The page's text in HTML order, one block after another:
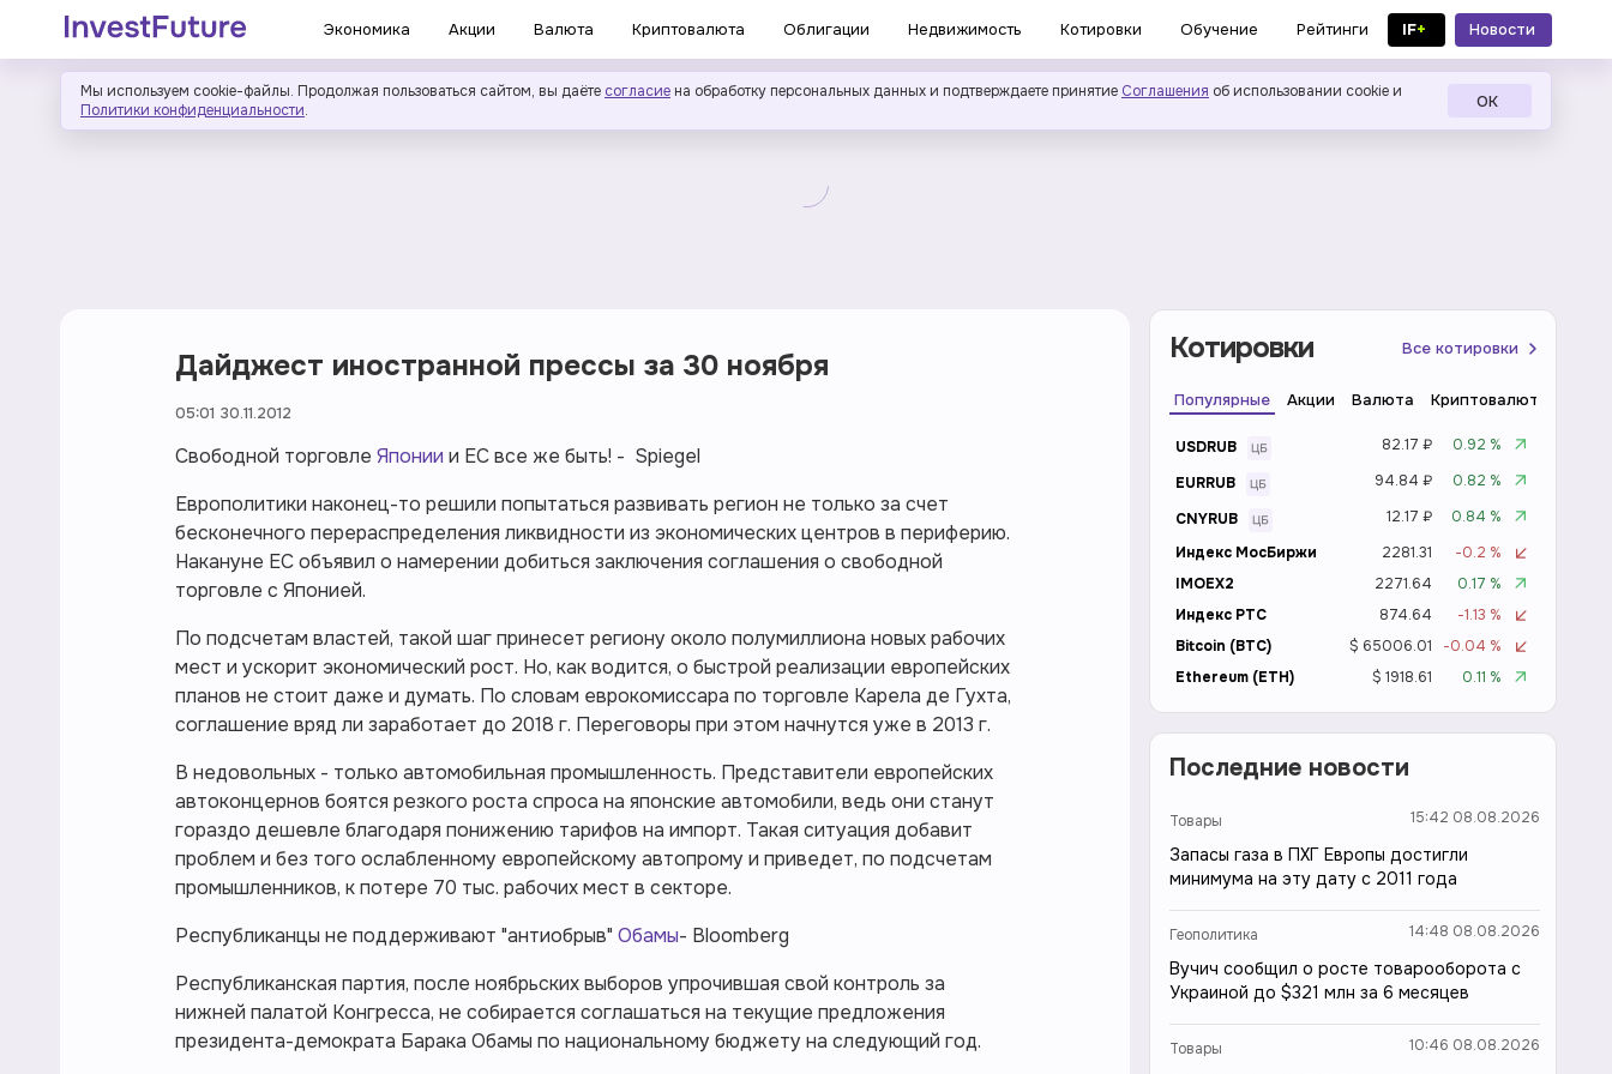
Экономика Акции Валюта Криптовалюта Облигации Недвижимость Котировки Обучение Рейтинги IF+
Новости
в MAX
Мы используем cookie-файлы. Продолжая пользоваться сайтом, вы даёте согласие на обработку персональных данных и подтверждаете принятие Соглашения об использовании cookie и
Политики конфиденциальности. ОК
Дайджест иностранной прессы за 30 ноября
05:01 30.11.2012
Свободной торговле Японии и ЕС все же быть! - Spiegel
Европолитики наконец-то решили попытаться развивать регион не только за счет
бесконечного перераспределения ликвидности из экономических центров в периферию.
Накануне ЕС объявил о намерении добиться заключения соглашения о свободной
торговле с Японией.
По подсчетам властей, такой шаг принесет региону около полумиллиона новых рабочих
мест и ускорит экономический рост. Но, как водится, о быстрой реализации европейских
планов не стоит даже и думать. По словам еврокомиссара по торговле Карела де Гухта,
соглашение вряд ли заработает до 2018 г. Переговоры при этом начнутся уже в 2013 г.
В недовольных - только автомобильная промышленность. Представители европейских
автоконцернов боятся резкого роста спроса на японские автомобили, ведь они станут
гораздо дешевле благодаря понижению тарифов на импорт. Такая ситуация добавит
проблем и без того ослабленному европейскому автопрому и приведет, по подсчетам
промышленников, к потере 70 тыс. рабочих мест в секторе.
Республиканцы не поддерживают "антиобрыв" Обамы- Bloomberg
Республиканская партия, после ноябрьских выборов упрочившая свой контроль за
нижней палатой Конгресса, не собирается соглашаться на текущие предложения
президента-демократа Барака Обамы по национальному бюджету на следующий год.
Котировки Все котировки
Популярные Акции Валюта Криптовалюта
USDRUB 82.17 ₽
0.92 %
EURRUB
94.84 ₽
0.82 %
CNYRUB
12.17 ₽
0.84 %
Индекс МосБиржи
2281.31
-0.2 %
IMOEX2
2271.64
0.17 %
Индекс РТС
874.64
-1.13 %
Bitcoin (BTC)
$ 65006.01
-0.04 %
Ethereum (ETH)
$ 1918.61 0.11 %
Последние новости
Товары 15:42 08.08.2026
Запасы газа в ПХГ Европы достигли
минимума на эту дату с 2011 года
Геополитика 14:48 08.08.2026
Вучич сообщил о росте товарооборота с
Украиной до $321 млн за 6 месяцев
Товары 10:46 08.08.2026